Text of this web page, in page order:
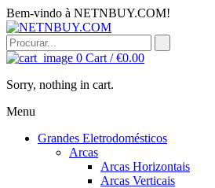
Bem-vindo à NETNBUY.COM!
0 Cart /€0.00
Sorry, nothing in cart.
Menu
Grandes Eletrodomésticos
Arcas
Arcas Horizontais
Arcas Verticais